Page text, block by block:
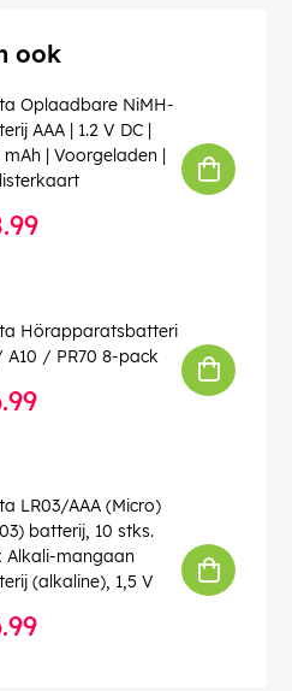
ook
Oplaadbare NiMH-
AAA | 1.2 V DC |
mAh | Voorgeladen |
Hörapparatsbatteri
A10 / PR70 8-pack
LR03/AAA (Micro)
batterij, 10 stks.
Alkali-mangaan
(alkaline), 1,5 V